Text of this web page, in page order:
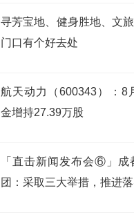
寻芳宝地、健身胜地、文旅
门口有个好去处
航天动力（600343）：8
金增持27.39万股
「直击新闻发布会⑥」成
团：采取三大举措，推进